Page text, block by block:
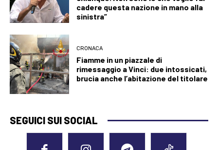
cadere questa nazione in mano alla
sinistra”
CRONACA
Fiamme in un piazzale di
rimessaggio a Vinci: due intossicati,
brucia anche l’abitazione del titolare
SEGUICI SUI SOCIAL